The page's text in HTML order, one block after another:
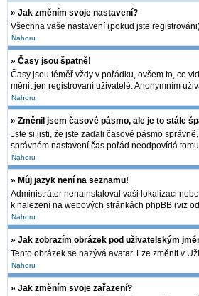
» Jak změním svoje nastavení?
Všechna vaše nastavení (pokud jste
Nahoru
» Časy jsou špatně!
Časy jsou téměř vždy v pořádku, ovšem to, co
měnit jen registrovaní uživatelé. Anonymním
Nahoru
» Změnil jsem časové pásmo, ale je to stále
Jste si jisti, že jste zadali časové pásmo
správném nastavení čas pořád neodpovídá
Nahoru
» Můj jazyk není na seznamu!
Administrátor nenainstaloval vaši lokalizaci
k nalezení na webových stránkách phpBB (viz
Nahoru
» Jak zobrazím obrázek pod uživatelským
Tento obrázek se nazývá avatar. Lze změnit v
Nahoru
» Jak změním svoje zařazení?